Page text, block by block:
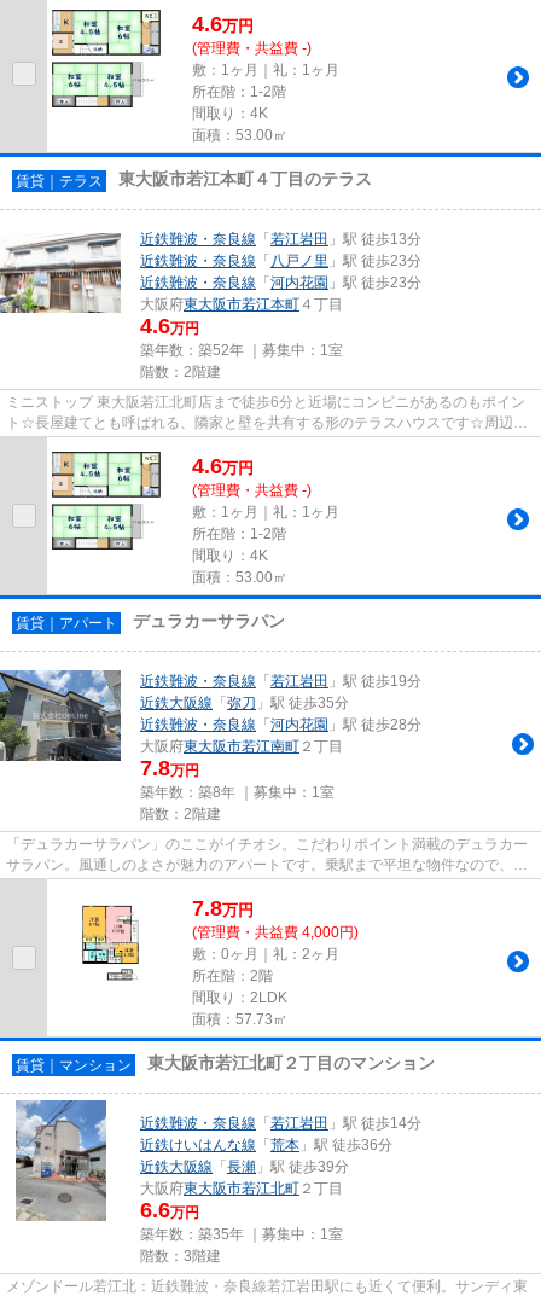
4.6万円
(管理費・共益費 -)
敷：1ヶ月｜礼：1ヶ月
所在階：1-2階
間取り：4K
面積：53.00㎡
賃貸｜テラス 東大阪市若江本町４丁目のテラス
近鉄難波・奈良線 「若江岩田 」駅 徒歩13分
近鉄難波・奈良線 「 八戸ノ里 」駅 徒歩23分
近鉄難波・奈良線 「河内花園 」駅 徒歩23分
大阪府東大阪市若江本町 ４丁目
4.6万円
築年数：築52年 ｜募集中： 1室
階数：2階建
ミニストップ 東大阪若江北町店まで徒歩6分と近場にコンビニがあるのもポイン
ト☆長屋建てとも呼ばれる、隣家と壁を共有する形のテラスハウスです☆周辺に
2駅あるので電車通勤しやすいで...
4.6万円
(管理費・共益費 -)
敷：1ヶ月｜礼：1ヶ月
所在階：1-2階
間取り：4K
面積：53.00㎡
賃貸｜アパート デュラカーサラパン
近鉄難波・奈良線 「若江岩田 」駅 徒歩19分
近鉄大阪線 「弥刀 」駅 徒歩35分
近鉄難波・奈良線 「河内花園 」駅 徒歩28分
大阪府東大阪市若江南町 ２丁目
7.8万円
築年数：築8年 ｜募集中： 1室
階数：2階建
「デュラカーサラパン」のここがイチオシ。こだわりポイント満載のデュラカー
サラパン。風通しのよさが魅力のアパートです。乗駅まで平坦な物件なので、自
転車を使う方にもおすすめで...
7.8万円
(管理費・共益費 4,000円)
敷：0ヶ月｜礼：2ヶ月
所在階：2階
間取り：2LDK
面積：57.73㎡
賃貸｜マンション 東大阪市若江北町２丁目のマンション
近鉄難波・奈良線 「若江岩田 」駅 徒歩14分
近鉄けいはんな線 「荒本 」駅 徒歩36分
近鉄大阪線 「長瀬 」駅 徒歩39分
大阪府東大阪市若江北町 ２丁目
6.6万円
築年数：築35年 ｜募集中： 1室
階数：3階建
メゾンドール若江北：近鉄難波・奈良線若江岩田駅にも近くて便利。サンディ東